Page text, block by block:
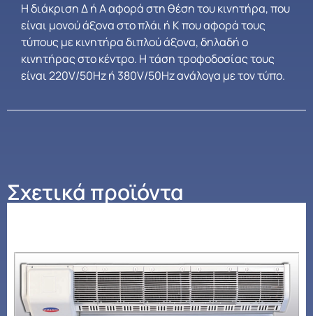
Η διάκριση Δ ή Α αφορά στη θέση του κινητήρα, που
είναι μονού άξονα στο πλάι ή Κ που αφορά τους
τύπους με κινητήρα διπλού άξονα, δηλαδή ο
κινητήρας στο κέντρο. Η τάση τροφοδοσίας τους
είναι 220V/50Hz ή 380V/50Hz ανάλογα με τον τύπο.
Σχετικά προϊόντα